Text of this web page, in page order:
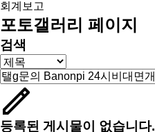
회계보고
포토갤러리 페이지
검색
등록된 게시물이 없습니다.